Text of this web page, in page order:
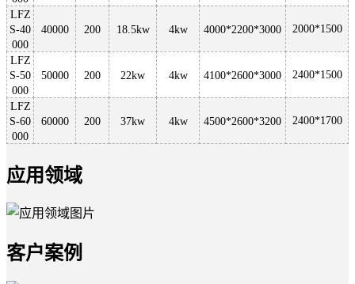
LFZ
S-40
000
40000 200 18.5kw 4kw 4000*2200*3000 2000*1500
LFZ
S-50
000
50000 200 22kw 4kw 4100*2600*3000 2400*1500
LFZ
S-60
000
60000 200 37kw 4kw 4500*2600*3200 2400*1700
应用领域
客户案例